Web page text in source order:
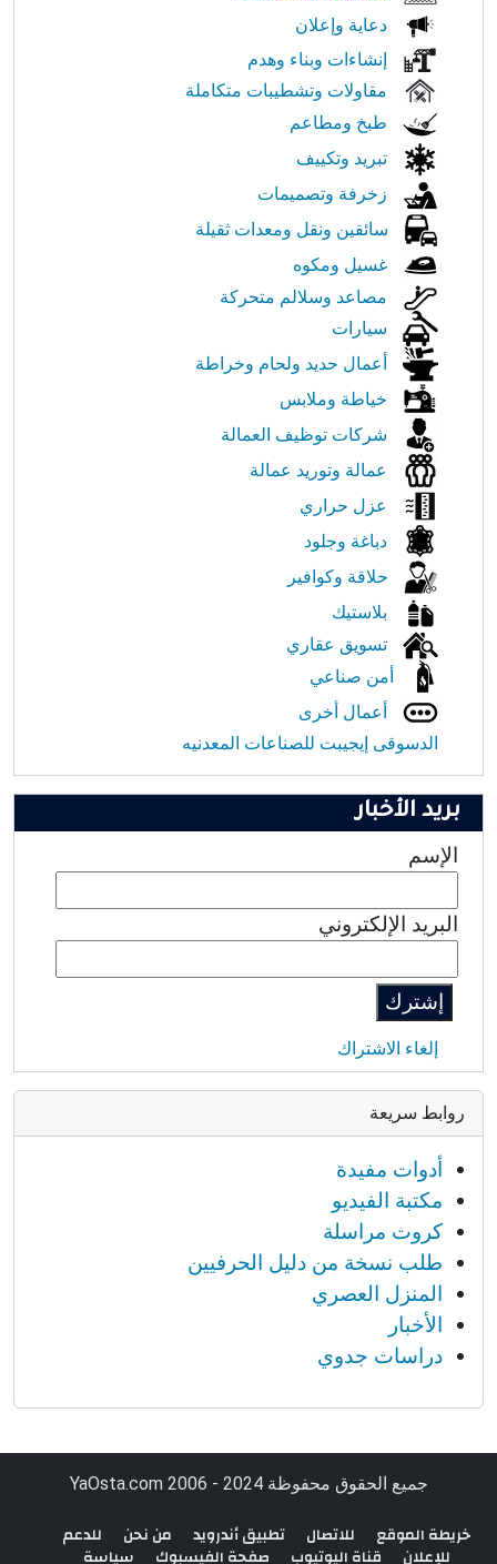
دعاية وإعلان
إنشاءات وبناء وهدم
مقاولات وتشطيبات متكاملة
طبخ ومطاعم
تبريد وتكييف
زخرفة وتصميمات
سائقين ونقل ومعدات ثقيلة
غسيل ومكوه
مصاعد وسلالم متحركة
سيارات
أعمال حديد ولحام وخراطة
خياطة وملابس
شركات توظيف العمالة
عمالة وتوريد عمالة
عزل حراري
دباغة وجلود
حلاقة وكوافير
بلاستيك
تسويق عقاري
أمن صناعي
أعمال أخرى
الدسوقى إيجيبت للصناعات المعدنيه
بريد الأخبار
الإسم
البريد الإلكتروني
إلغاء الاشتراك
روابط سريعة
أدوات مفيدة
مكتبة الفيديو
كروت مراسلة
طلب نسخة من دليل الحرفيين
المنزل العصري
الأخبار
دراسات جدوي
جميع الحقوق محفوظة YaOsta.com 2006 - 2024
خريطة الموقع للاتصال تطبيق أندرويد من نحن
للدعم
للإعلان
قناة اليوتيوب صفحة الفيسبوك سياسة